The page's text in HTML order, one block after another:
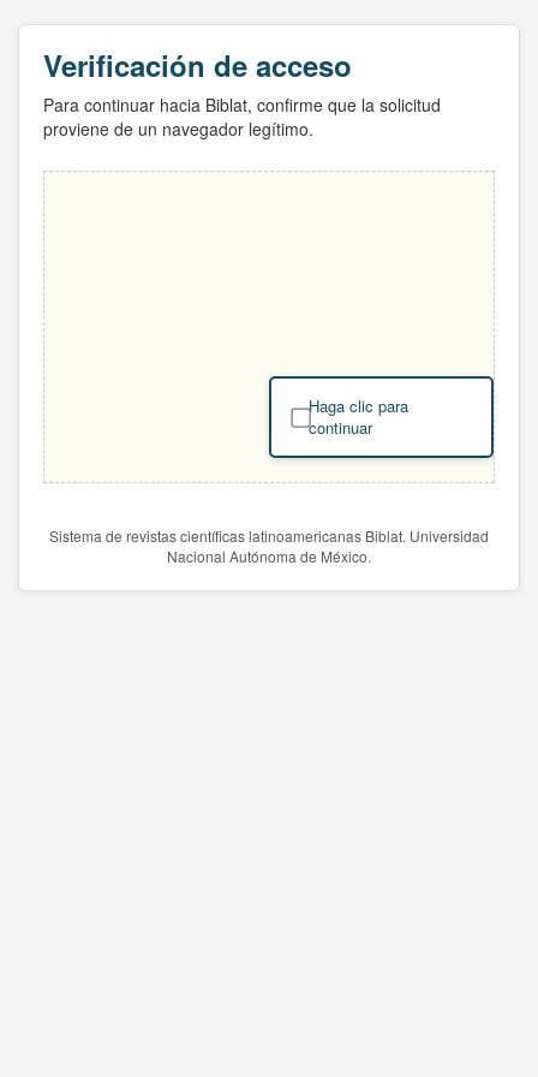
Verificación de acceso
Para continuar hacia Biblat, confirme que la solicitud
proviene de un navegador legítimo.
Haga clic para
continuar
Sistema de revistas científicas latinoamericanas Biblat. Universidad
Nacional Autónoma de México.